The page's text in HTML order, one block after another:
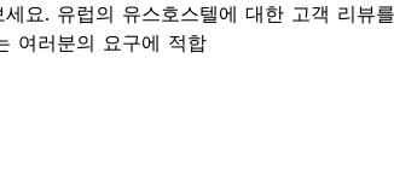
요. 유럽의 유스호스텔에 대한 고객 리뷰
여러분의 요구에 적합